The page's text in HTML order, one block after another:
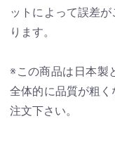
ットによって誤差
ります。
※この商品は日本製
全体的に品質が粗
注文下さい。